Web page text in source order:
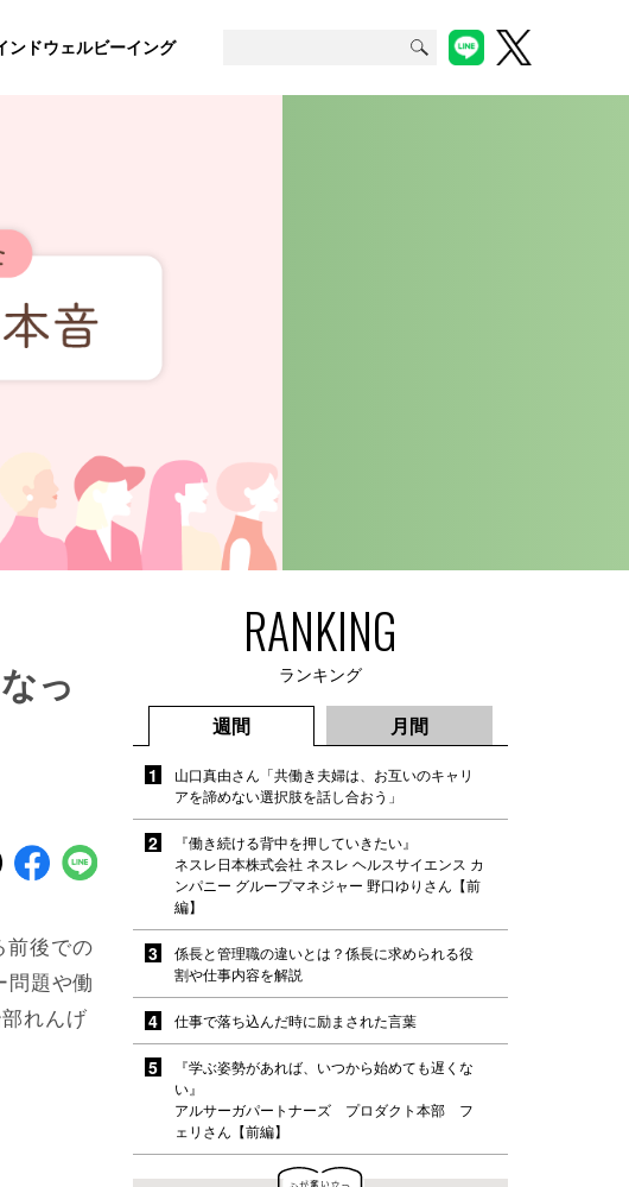
ンドウェルビーイング
っ
前後での
題や働
れんげ
RANKING
ランキング
週間 月間
山口真由さん「共働き夫婦は、お互いのキャリ
アを諦めない選択肢を話し合おう」
『働き続ける背中を押していきたい』
ネスレ日本株式会社 ネスレ ヘルスサイエンス カ
ンパニー グループマネジャー 野口ゆりさん【前
編】
係長と管理職の違いとは？係長に求められる役
割や仕事内容を解説
仕事で落ち込んだ時に励まされた言葉
『学ぶ姿勢があれば、いつから始めても遅くな
い』
アルサーガパートナーズ プロダクト本部 フ
ェリさん【前編】